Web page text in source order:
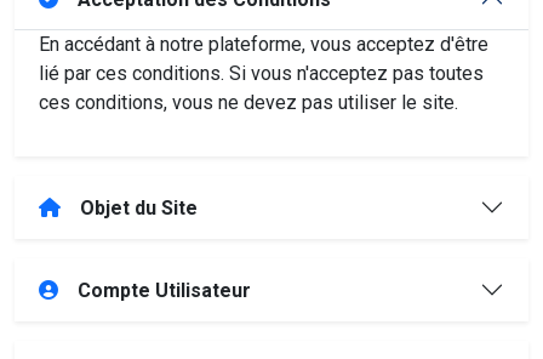
En accédant à notre plateforme, vous acceptez d'être
lié par ces conditions. Si vous n'acceptez pas toutes
ces conditions, vous ne devez pas utiliser le site.
Objet du Site
Compte Utilisateur